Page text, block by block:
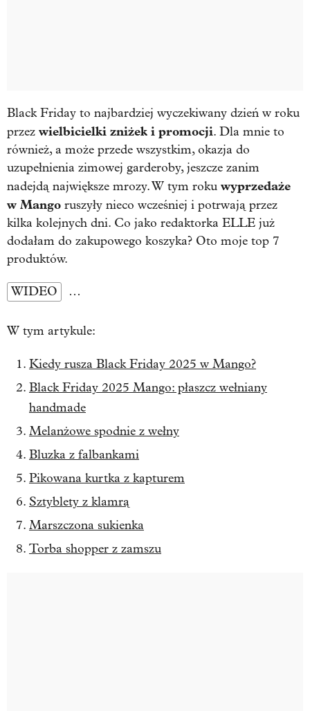
Black Friday to najbardziej wyczekiwany dzień w roku
przez wielbicielki zniżek i promocji. Dla mnie to
również, a może przede wszystkim, okazja do
uzupełnienia zimowej garderoby, jeszcze zanim
nadejdą największe mrozy. W tym roku wyprzedaże
w Mango ruszyły nieco wcześniej i potrwają przez
kilka kolejnych dni. Co jako redaktorka ELLE już
dodałam do zakupowego koszyka? Oto moje top 7
produktów.
WIDEO …
W tym artykule:
Kiedy rusza Black Friday 2025 w Mango?
Black Friday 2025 Mango: płaszcz wełniany
handmade
Melanżowe spodnie z wełny
Bluzka z falbankami
Pikowana kurtka z kapturem
Sztyblety z klamrą
Marszczona sukienka
Torba shopper z zamszu